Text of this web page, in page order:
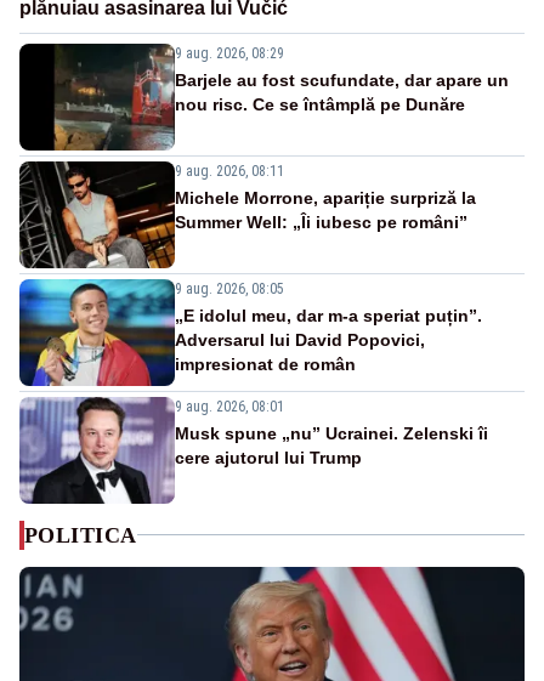
plănuiau asasinarea lui Vučić
9 aug. 2026, 08:29
Barjele au fost scufundate, dar apare un
nou risc. Ce se întâmplă pe Dunăre
9 aug. 2026, 08:11
Michele Morrone, apariție surpriză la
Summer Well: „Îi iubesc pe români”
9 aug. 2026, 08:05
„E idolul meu, dar m-a speriat puțin”.
Adversarul lui David Popovici,
impresionat de român
9 aug. 2026, 08:01
Musk spune „nu” Ucrainei. Zelenski îi
cere ajutorul lui Trump
POLITICA